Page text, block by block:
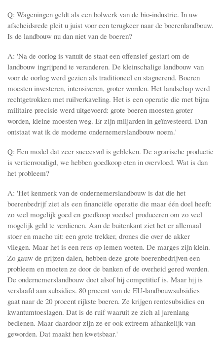
Q: Wageningen geldt als een bolwerk van de bio-industrie. In uw
afscheidsrede pleit u juist voor een terugkeer naar de boerenlandbouw.
Is de landbouw nu dan niet van de boeren?
A: 'Na de oorlog is vanuit de staat een offensief gestart om de
landbouw ingrijpend te veranderen. De kleinschalige landbouw van
voor de oorlog werd gezien als traditioneel en stagnerend. Boeren
moesten investeren, intensiveren, groter worden. Het landschap werd
rechtgetrokken met ruilverkaveling. Het is een operatie die met bijna
militaire precisie werd uitgevoerd: grote boeren moesten groter
worden, kleine moesten weg. Er zijn miljarden in geïnvesteerd. Dan
ontstaat wat ik de moderne ondernemerslandbouw noem.'
Q: Een model dat zeer succesvol is gebleken. De agrarische productie
is vertienvoudigd, we hebben goedkoop eten in overvloed. Wat is dan
het probleem?
A: 'Het kenmerk van de ondernemerslandbouw is dat die het
boerenbedrijf ziet als een financiële operatie die maar één doel heeft:
zo veel mogelijk goed en goedkoop voedsel produceren om zo veel
mogelijk geld te verdienen. Aan de buitenkant ziet het er allemaal
stoer en macho uit: een grote trekker, drones die over de akker
vliegen. Maar het is een reus op lemen voeten. De marges zijn klein.
Zo gauw de prijzen dalen, hebben deze grote boerenbedrijven een
probleem en moeten ze door de banken of de overheid gered worden.
De ondernemerslandbouw doet alsof hij competitief is. Maar hij is
verslaafd aan subsidies. 80 procent van de EU-landbouwsubsidies
gaat naar de 20 procent rijkste boeren. Ze krijgen rentesubsidies en
kwantumtoeslagen. Dat is de ruif waaruit ze zich al jarenlang
bedienen. Maar daardoor zijn ze er ook extreem afhankelijk van
geworden. Dat maakt hen kwetsbaar.'